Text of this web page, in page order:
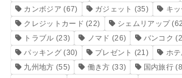
カンボジア (67) ガジェット (35) キ
クレジットカード (22) シェムリアップ
トラブル (23) ノマド (26) バンコク
パッキング(30) プレゼント (21) ホ
九州地方 (55) 働き方 (33) 国内旅行